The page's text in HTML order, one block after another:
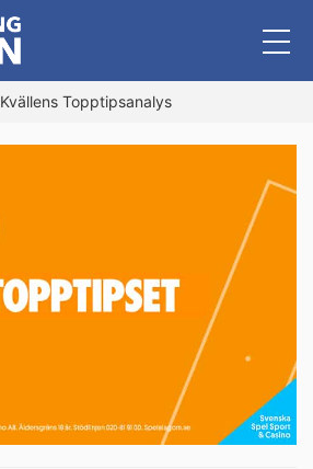
Kvällens Topptipsanalys